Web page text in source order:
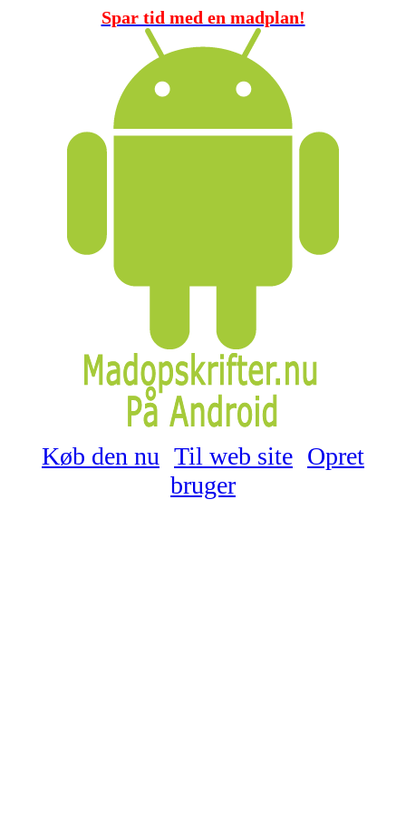
Spar tid med en madplan!
Køb den nu Til web site Opret
bruger